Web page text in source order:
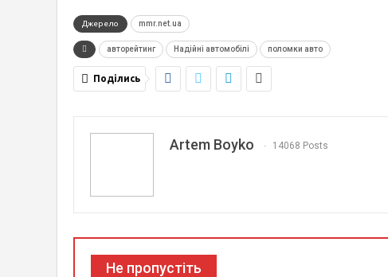
Джерело mmr.net.ua
авторейтинг Надійні автомобілі поломки авто
Поділись
Artem Boyko 14068 Posts
Не пропустіть